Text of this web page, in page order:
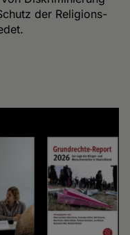
der Religions-